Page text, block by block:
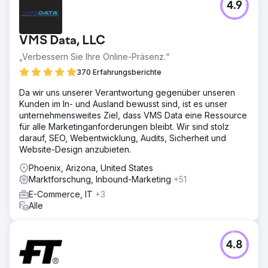
VMS Data, LLC
„Verbessern Sie Ihre Online-Präsenz.“
370 Erfahrungsberichte
4.9
Da wir uns unserer Verantwortung gegenüber unseren
Kunden im In- und Ausland bewusst sind, ist es unser
unternehmensweites Ziel, dass VMS Data eine Ressource
für alle Marketinganforderungen bleibt. Wir sind stolz
darauf, SEO, Webentwicklung, Audits, Sicherheit und
Website-Design anzubieten.
Phoenix, Arizona, United States
Marktforschung, Inbound-Marketing +51
E-Commerce, IT +3
Alle
4.8